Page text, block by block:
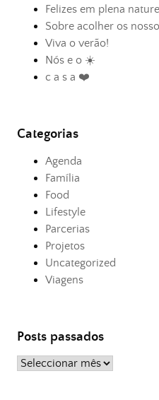
Felizes em plena
Sobre acolher os
Viva o verão!
Nós e o ☀️
c a s a ❤️
Categorias
Agenda
Família
Food
Lifestyle
Parcerias
Projetos
Uncategorized
Viagens
Posts passados
Posts